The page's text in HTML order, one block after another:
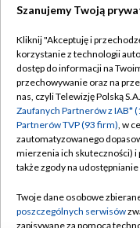
Abonament TVP
Emisja w TVP
Centrum informacji
Naziemna Telewizja
Rada Programowa
Szanujemy Twoją
Kliknij "Akceptuję i
korzystanie z technologii
dostęp do informacji na
przechowywanie oraz na
nas, czyli Telewizję Polską
Zaufanych Partnerów z IAB*
Partnerów TVP (93 firm), w
zautomatyzowanego
mierzenia ich skuteczności) i
także zgody na
Twoje dane osobowe
poszczególnych serwisów
zapisywane za pomocą